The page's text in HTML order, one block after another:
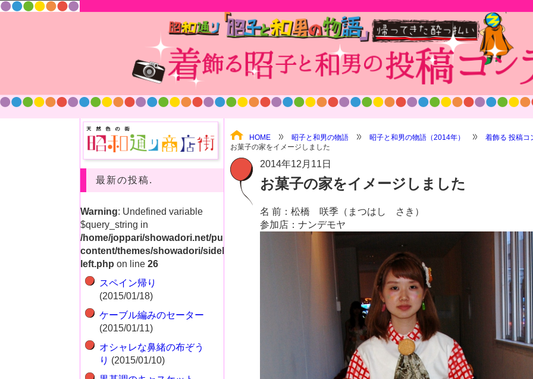
最新の投稿.
Warning: Undefined variable
$query_string in
/home/joppari/showadori.net/public_html/shop/wp-
content/themes/showadori/sidebar-
left.php on line26
スペイン帰り
(2015/01/18)
ケーブル編みのセーター
(2015/01/11)
オシャレな鼻緒の布ぞう
り (2015/01/10)
HOME 昭子と和男の物語 昭子と和男の物語（2014年）
着飾る 投稿コ
お菓子の家をイメージしました
2014年12月11日
お菓子の家をイメージしました
名 前：松橋 咲季（まつはし さき）
参加店：ナンデモヤ